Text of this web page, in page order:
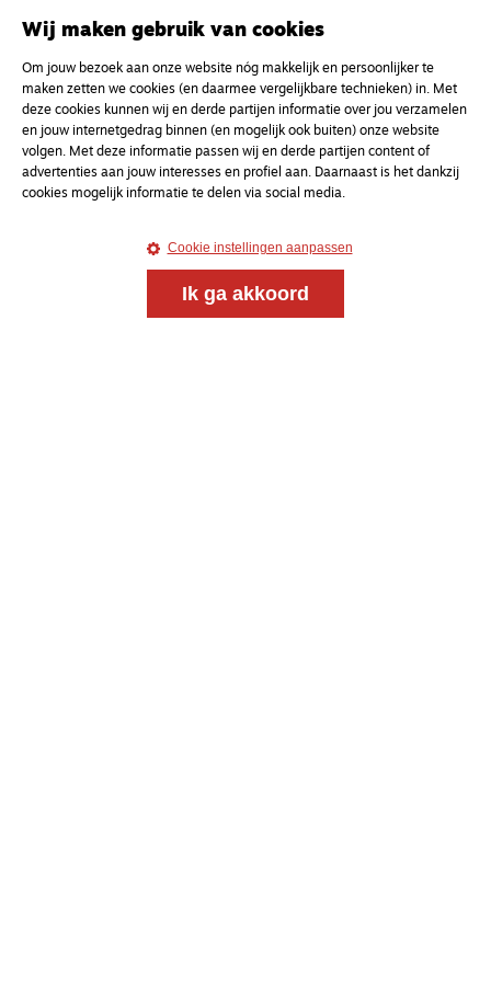
Wij maken gebruik van cookies
Om jouw bezoek aan onze website nóg makkelijk en persoonlijker te
maken zetten we cookies (en daarmee vergelijkbare technieken) in. Met
deze cookies kunnen wij en derde partijen informatie over jou verzamelen
en jouw internetgedrag binnen (en mogelijk ook buiten) onze website
volgen. Met deze informatie passen wij en derde partijen content of
advertenties aan jouw interesses en profiel aan. Daarnaast is het dankzij
cookies mogelijk informatie te delen via social media.
Cookie instellingen aanpassen
Ik ga akkoord